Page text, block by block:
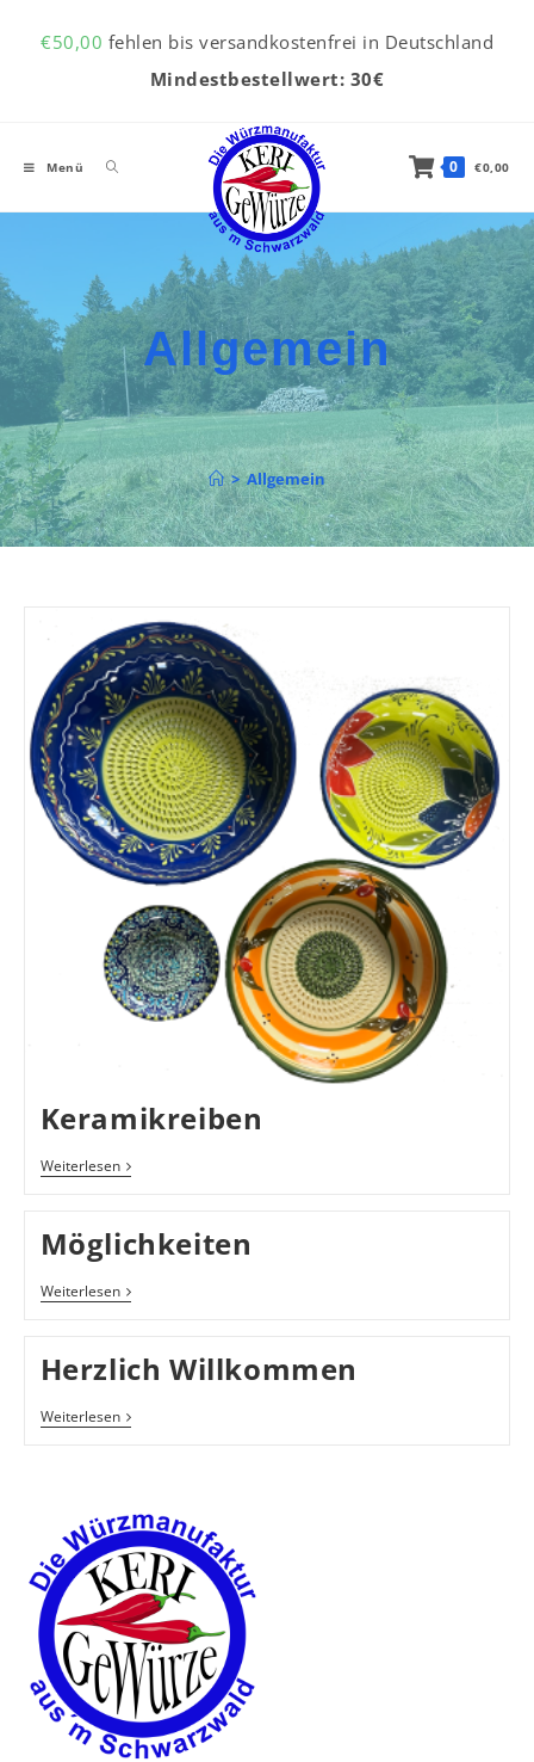
€50,00 fehlen bis versandkostenfrei in Deutschland
Mindestbestellwert: 30€
Menü 0 €0,00
Allgemein
> Allgemein
Keramikreiben
WeiterlesenKeramikreiben
Möglichkeiten
WeiterlesenMöglichkeiten
Herzlich Willkommen
WeiterlesenHerzlich Willkommen